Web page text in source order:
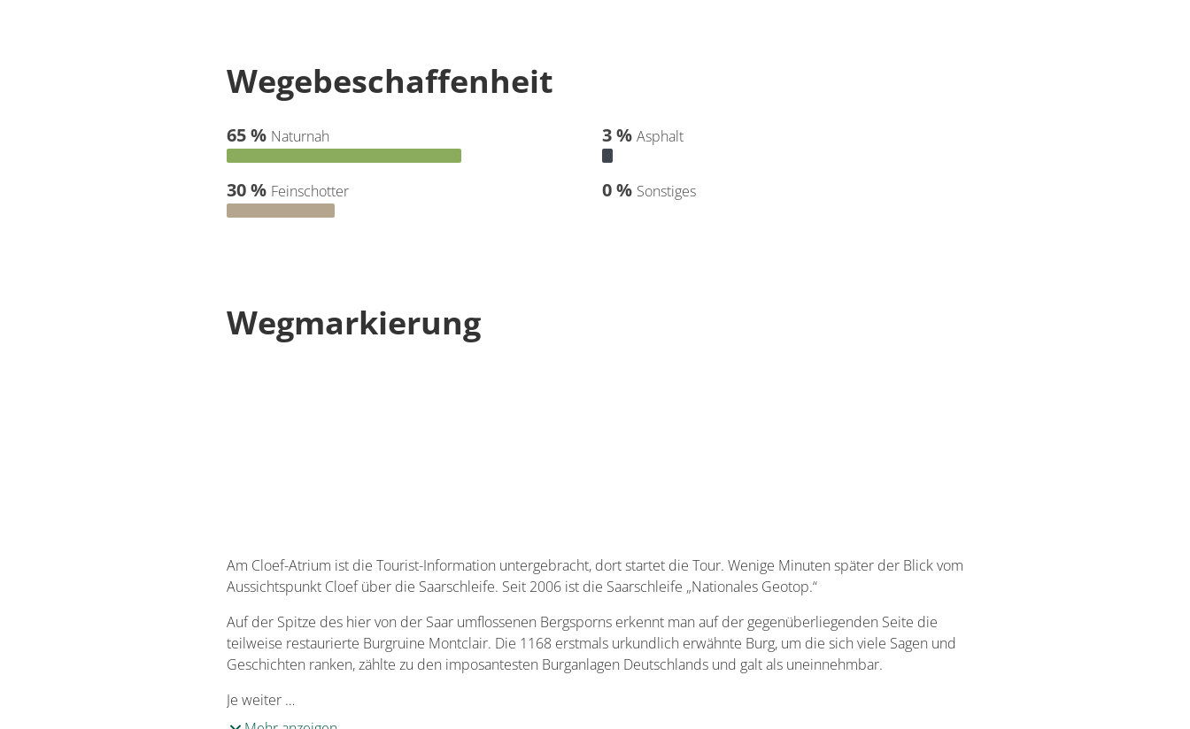
Wegebeschaffenheit
65 % Naturnah 3 % Asphalt
30 % Feinschotter 0 % Sonstiges
Wegmarkierung
Am Cloef-Atrium ist die Tourist-Information untergebracht, dort startet die Tour. Wenige Minuten später der Blick vom
Aussichtspunkt Cloef über die Saarschleife. Seit 2006 ist die Saarschleife „Nationales Geotop.“
Auf der Spitze des hier von der Saar umflossenen Bergsporns erkennt man auf der gegenüberliegenden Seite die
teilweise restaurierte Burgruine Montclair. Die 1168 erstmals urkundlich erwähnte Burg, um die sich viele Sagen und
Geschichten ranken, zählte zu den imposantesten Burganlagen Deutschlands und galt als uneinnehmbar.
Je weiter …